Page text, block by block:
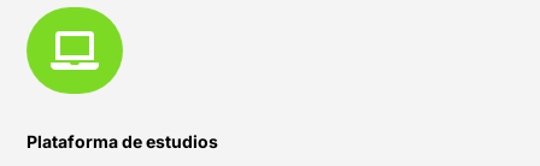

Plataforma de estudios